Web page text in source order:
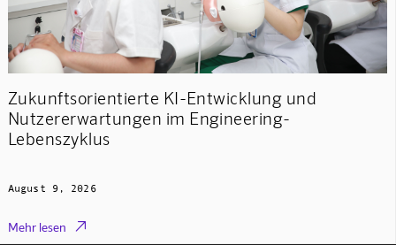
Zukunftsorientierte KI-Entwicklung und
Nutzererwartungen im Engineering-
Lebenszyklus
August 9, 2026
Mehr lesen 